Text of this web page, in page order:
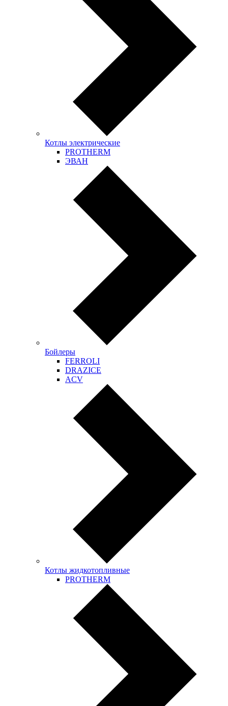
Котлы электрические
PROTHERM
ЭВАН
Бойлеры
FERROLI
DRAZICE
ACV
Котлы жидкотопливные
PROTHERM